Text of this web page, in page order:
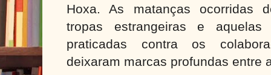
Hoxa. As matanças ocorridas
tropas estrangeiras e
praticadas contra os
deixaram marcas profundas entre